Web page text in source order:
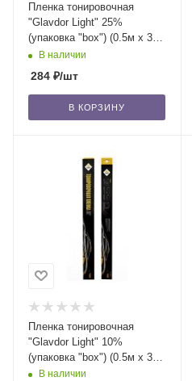
Пленка тонировочная
"Glavdor Light" 25%
(упаковка "box") (0.5м х 3м)
GL-1024 /40
В наличии
284 ₽/шт
В КОРЗИНУ
Пленка тонировочная
"Glavdor Light" 10%
(упаковка "box") (0.5м х 3м)
GL-1012 /40
В наличии